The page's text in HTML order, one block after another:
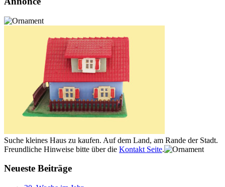
Suche kleines Haus zu kaufen. Auf dem Land, am Rande der Stadt.
Freundliche Hinweise bitte über die Kontakt Seite.
Neueste Beiträge